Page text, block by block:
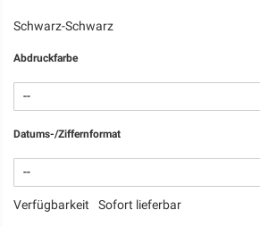
Schwarz-Schwarz
Abdruckfarbe
Datums-/Ziffernformat
Verfügbarkeit Sofort lieferbar